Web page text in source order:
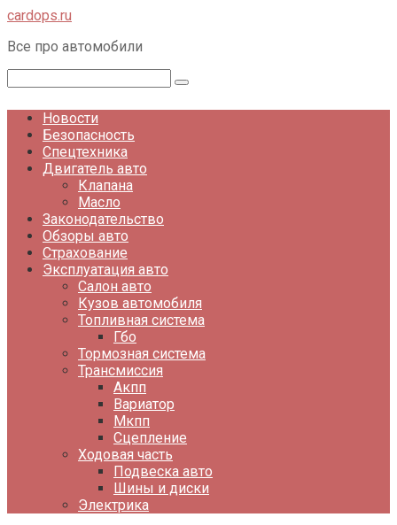
Перейти
контенту
cardops.ru
Все про автомобили
Новости
Безопасность
Спецтехника
Двигатель авто
Клапана
Масло
Законодательство
Обзоры авто
Страхование
Эксплуатация авто
Салон авто
Кузов автомобиля
Топливная система
Гбо
Тормозная система
Трансмиссия
Акпп
Вариатор
Мкпп
Сцепление
Ходовая часть
Подвеска авто
Шины и диски
Электрика